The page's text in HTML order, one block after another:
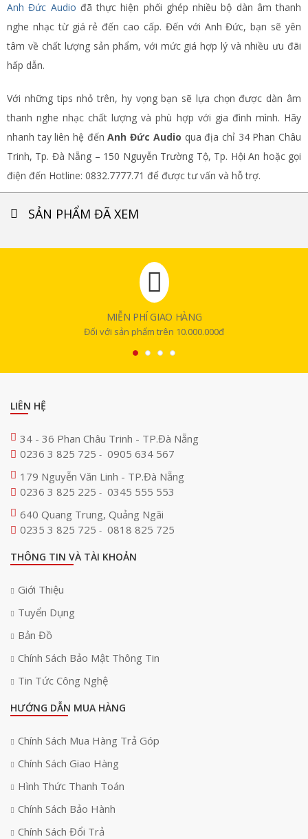
Anh Đức Audio đã thực hiện phối ghép nhiều bộ dàn âm thanh
nghe nhạc từ giá rẻ đến cao cấp. Đến với Anh Đức, bạn sẽ yên
tâm về chất lượng sản phẩm, với mức giá hợp lý và nhiều ưu đãi
hấp dẫn.
Với những tips nhỏ trên, hy vọng bạn sẽ lựa chọn được dàn âm
thanh nghe nhạc chất lượng và phù hợp với gia đình mình. Hãy
nhanh tay liên hệ đếnAnh Đức Audio qua địa chỉ 34 Phan Châu
Trinh, Tp. Đà Nẵng – 150 Nguyễn Trường Tộ, Tp. Hội An hoặc gọi
điện đến Hotline: 0832.7777.71 để được tư vấn và hỗ trợ.
SẢN PHẨM ĐÃ XEM
MIỄN PHÍ GIAO HÀNG
Đối với sản phẩm trên 10.000.000đ
LIÊN HỆ
34 - 36 Phan Châu Trinh - TP.Đà Nẵng
0236 3 825 725 - 0905 634 567
179 Nguyễn Văn Linh - TP.Đà Nẵng
0236 3 825 225 - 0345 555 553
640 Quang Trung, Quảng Ngãi
0235 3 825 725 - 0818 825 725
THÔNG TIN VÀ TÀI KHOẢN
Giới Thiệu
Tuyển Dụng
Bản Đồ
Chính Sách Bảo Mật Thông Tin
Tin Tức Công Nghệ
HƯỚNG DẪN MUA HÀNG
Chính Sách Mua Hàng Trả Góp
Chính Sách Giao Hàng
Hình Thức Thanh Toán
Chính Sách Bảo Hành
Chính Sách Đổi Trả